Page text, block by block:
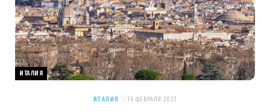
ИТАЛИЯ
ИТАЛИЯ 16 ФЕВРАЛЯ 2023